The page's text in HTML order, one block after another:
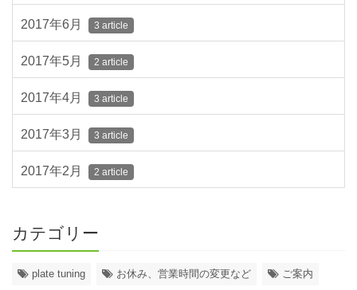
2017年6月 3 article
2017年5月 2 article
2017年4月 3 article
2017年3月 3 article
2017年2月 2 article
カテゴリー
plate tuning お休み、営業時間の変更など ご案内